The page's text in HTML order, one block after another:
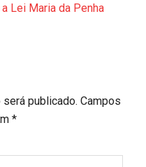
Lei Maria da Penha
publicado. Campos
*